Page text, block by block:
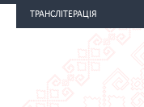
ТРАНСЛІТЕРАЦІЯ